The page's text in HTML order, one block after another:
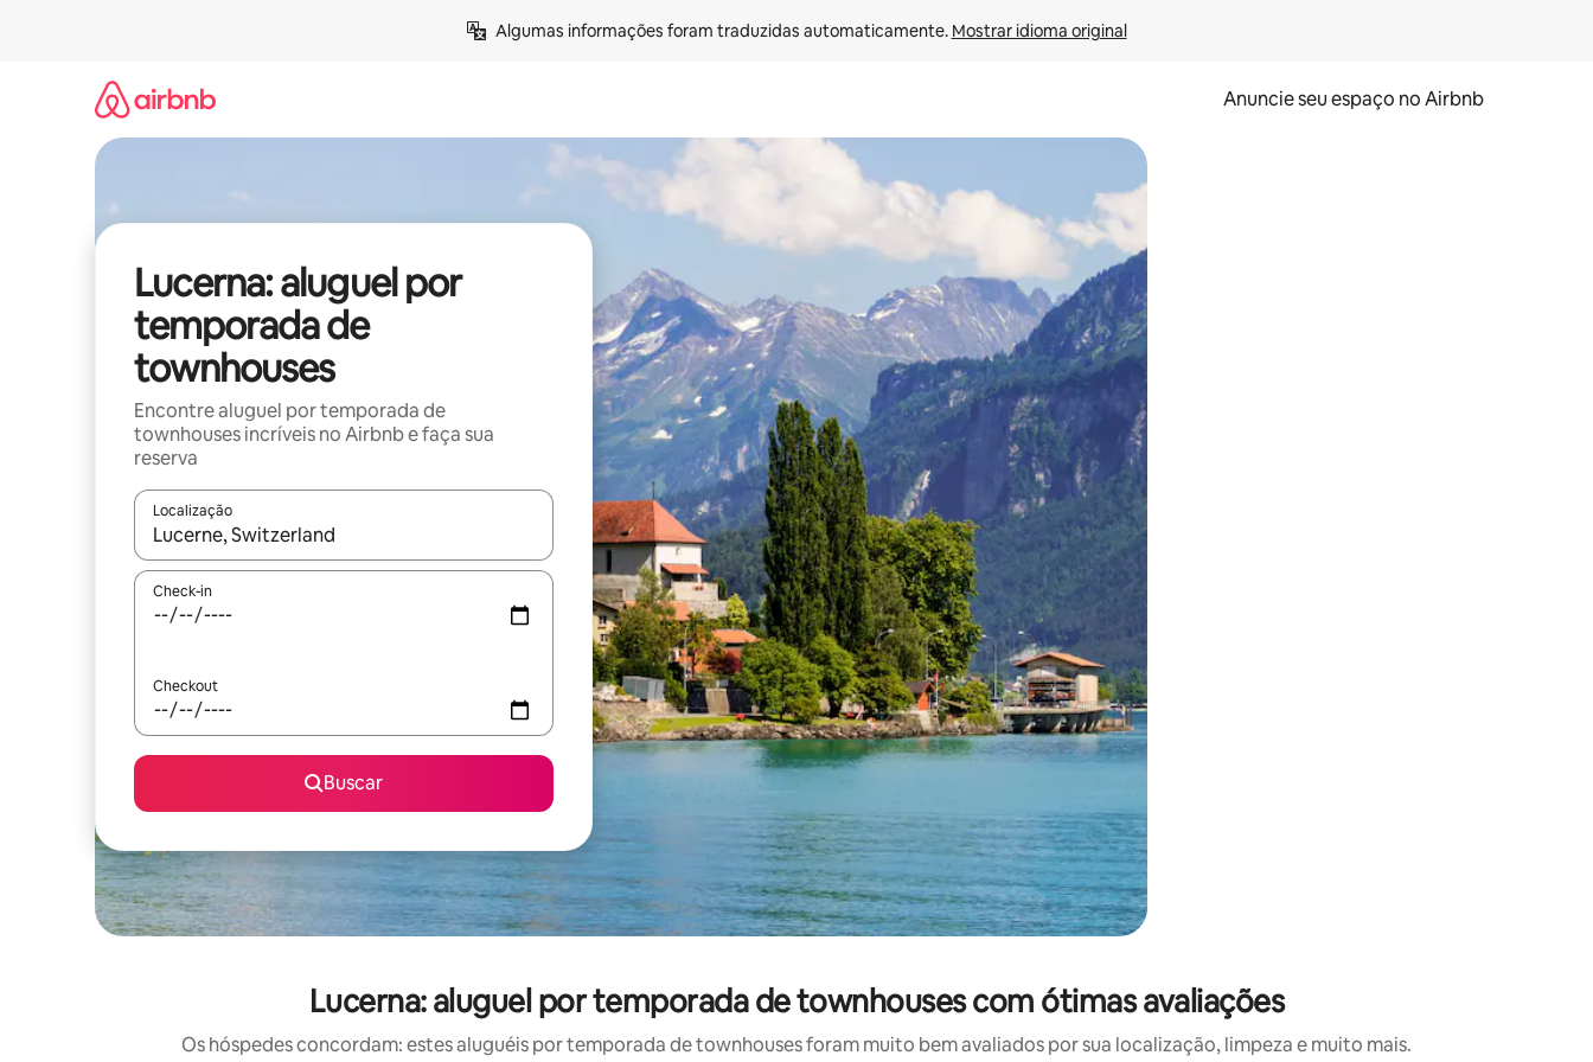
Algumas informações foram traduzidas automaticamente. Mostrar idioma original
Anuncie seu espaço no Airbnb
Lucerna: aluguel por
temporada de
townhouses
Encontre aluguel por temporada de
townhouses incríveis no Airbnb e faça sua
reserva
Localização
Quando os resultados estiverem disponíveis, explore-os usando as seta para cima e para baixo do teclado ou tocando e deslizando o dedo na tela.
Check-in
Checkout
Buscar
Lucerna: aluguel por temporada de townhouses com ótimas avaliações
Os hóspedes concordam: estes aluguéis por temporada de townhouses foram muito bem avaliados por sua localização, limpeza e muito mais.